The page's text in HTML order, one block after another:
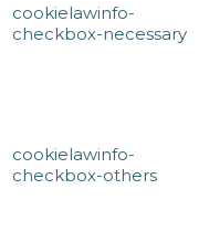
cookielawinfo-
checkbox-necessary
cookielawinfo-
checkbox-others